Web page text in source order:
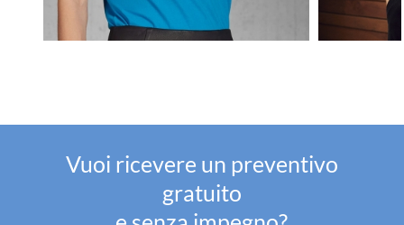
Vuoi ricevere un preventivo
gratuito